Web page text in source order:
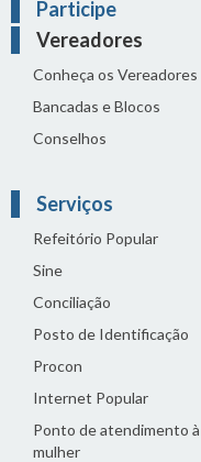
Participe
Vereadores
Conheça os Vereadores
Bancadas e Blocos
Conselhos
Serviços
Refeitório Popular
Sine
Conciliação
Posto de Identificação
Procon
Internet Popular
Ponto de atendimento à
mulher